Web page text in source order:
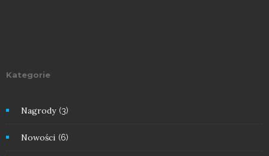
Kategorie
Nagrody (3)
Nowości (6)